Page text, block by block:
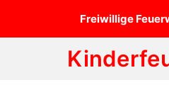
Freiwillige